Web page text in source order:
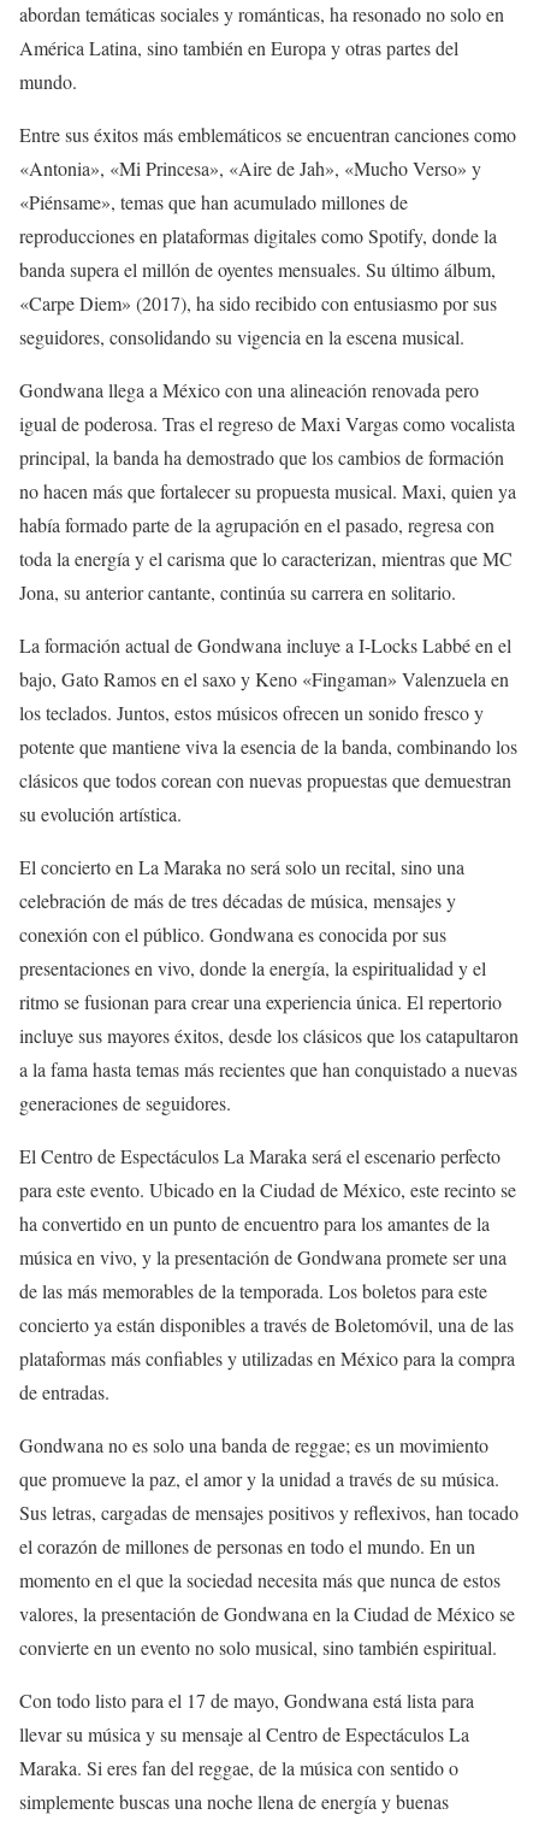
abordan temáticas sociales y románticas, ha resonado no solo en
América Latina, sino también en Europa y otras partes del
mundo.
Entre sus éxitos más emblemáticos se encuentran canciones como
«Antonia», «Mi Princesa», «Aire de Jah», «Mucho Verso» y
«Piénsame», temas que han acumulado millones de
reproducciones en plataformas digitales como Spotify, donde la
banda supera el millón de oyentes mensuales. Su último álbum,
«Carpe Diem» (2017), ha sido recibido con entusiasmo por sus
seguidores, consolidando su vigencia en la escena musical.
Gondwana llega a México con una alineación renovada pero
igual de poderosa. Tras el regreso de Maxi Vargas como vocalista
principal, la banda ha demostrado que los cambios de formación
no hacen más que fortalecer su propuesta musical. Maxi, quien ya
había formado parte de la agrupación en el pasado, regresa con
toda la energía y el carisma que lo caracterizan, mientras que MC
Jona, su anterior cantante, continúa su carrera en solitario.
La formación actual de Gondwana incluye a I-Locks Labbé en el
bajo, Gato Ramos en el saxo y Keno «Fingaman» Valenzuela en
los teclados. Juntos, estos músicos ofrecen un sonido fresco y
potente que mantiene viva la esencia de la banda, combinando los
clásicos que todos corean con nuevas propuestas que demuestran
su evolución artística.
El concierto en La Maraka no será solo un recital, sino una
celebración de más de tres décadas de música, mensajes y
conexión con el público. Gondwana es conocida por sus
presentaciones en vivo, donde la energía, la espiritualidad y el
ritmo se fusionan para crear una experiencia única. El repertorio
incluye sus mayores éxitos, desde los clásicos que los catapultaron
a la fama hasta temas más recientes que han conquistado a nuevas
generaciones de seguidores.
El Centro de Espectáculos La Maraka será el escenario perfecto
para este evento. Ubicado en la Ciudad de México, este recinto se
ha convertido en un punto de encuentro para los amantes de la
música en vivo, y la presentación de Gondwana promete ser una
de las más memorables de la temporada. Los boletos para este
concierto ya están disponibles a través de Boletomóvil, una de las
plataformas más confiables y utilizadas en México para la compra
de entradas.
Gondwana no es solo una banda de reggae; es un movimiento
que promueve la paz, el amor y la unidad a través de su música.
Sus letras, cargadas de mensajes positivos y reflexivos, han tocado
el corazón de millones de personas en todo el mundo. En un
momento en el que la sociedad necesita más que nunca de estos
valores, la presentación de Gondwana en la Ciudad de México se
convierte en un evento no solo musical, sino también espiritual.
Con todo listo para el 17 de mayo, Gondwana está lista para
llevar su música y su mensaje al Centro de Espectáculos La
Maraka. Si eres fan del reggae, de la música con sentido o
simplemente buscas una noche llena de energía y buenas